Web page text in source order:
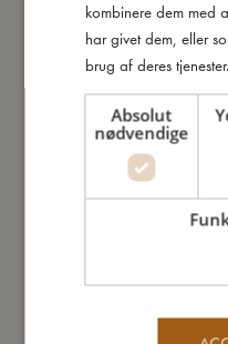
kombinere dem med
har givet dem, eller
brug af deres tjenester.
Absolut
nødvendige